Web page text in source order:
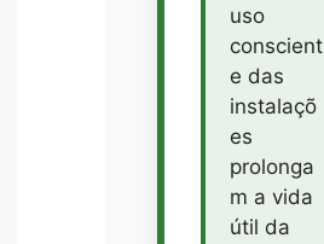
uso
conscient
e das
instalaçõ
es
prolonga
m a vida
útil da